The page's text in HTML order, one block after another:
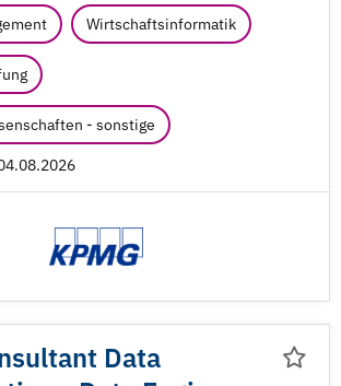
Wirtschaftsinformatik
- sonstige
Data